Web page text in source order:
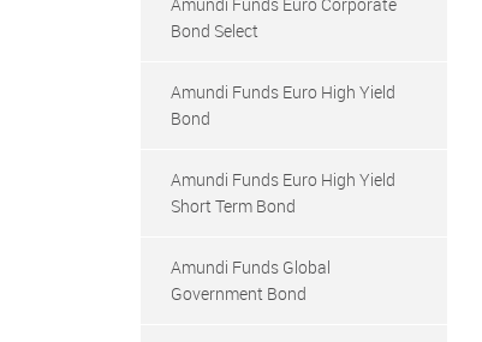
Bond Select
Amundi Funds Euro High Yield
Bond
Amundi Funds Euro High Yield
Short Term Bond
Amundi Funds Global
Government Bond